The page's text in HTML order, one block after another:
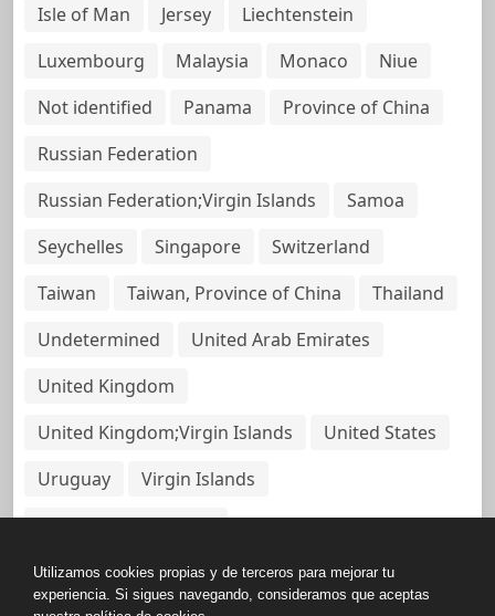
Isle of Man
Jersey
Liechtenstein
Luxembourg
Malaysia Monaco
Niue
Not identified
Panama
Province of China
Russian Federation
Russian Federation;Virgin Islands
Samoa
Seychelles
Singapore
Switzerland
Taiwan
Taiwan, Province of China
Thailand
Undetermined
United Arab Emirates
United Kingdom
United Kingdom;Virgin Islands
United States
Uruguay
Virgin Islands
Virgin Islands, British
Utilizamos cookies propias y de terceros para mejorar tu
experiencia. Si sigues navegando, consideramos que aceptas